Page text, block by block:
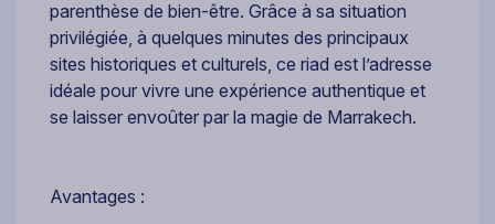
parenthèse de bien-être. Grâce à sa situation
privilégiée, à quelques minutes des principaux
sites historiques et culturels, ce riad est l’adresse
idéale pour vivre une expérience authentique et
se laisser envoûter par la magie de Marrakech.
Avantages :